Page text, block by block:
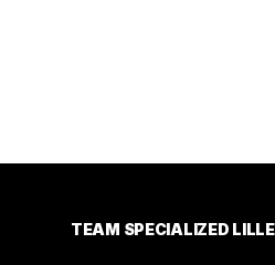
TEAM SPECIALIZED LILLE